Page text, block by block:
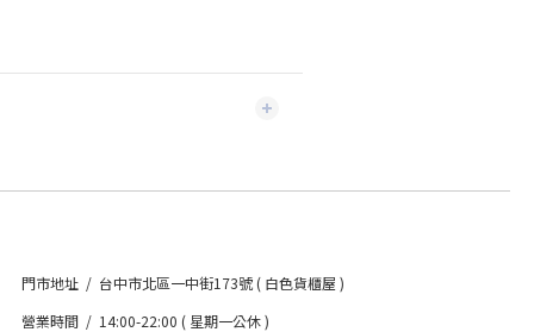
門市地址 / 台中市北區一中街173號 ( 白色貨櫃屋 )
營業時間 / 14:00-22:00 ( 星期一公休 )